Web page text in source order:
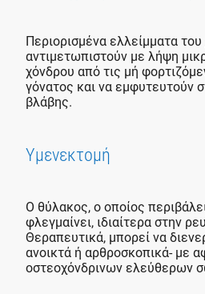
Περιορισμένα ελλείμματα
αντιμετωπιστούν με λήψη
χόνδρου από τις μή
γόνατος και να εμφυτευτούν
βλάβης.
Υμενεκτομή
Ο θύλακος, ο οποίος
φλεγμαίνει, ιδιαίτερα στην
Θεραπευτικά, μπορεί να
ανοικτά ή αρθροσκοπικά- με
οστεοχόνδρινων ελεύθερων